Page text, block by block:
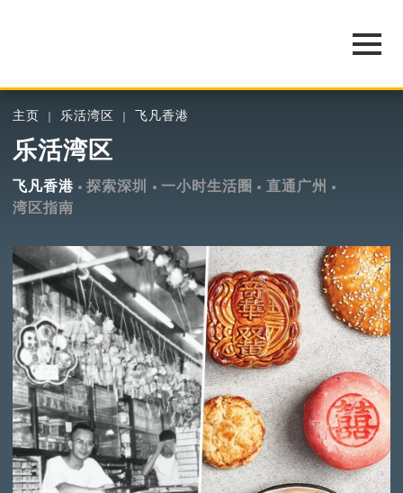
主页 乐活湾区 飞凡香港
乐活湾区
飞凡香港 探索深圳 一小时生活圈
直通广州
湾区指南